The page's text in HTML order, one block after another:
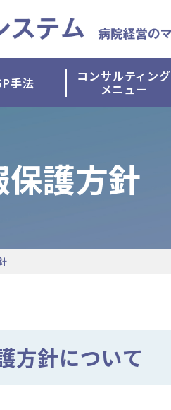
手法 コンサルティング
メニュー
護方針
方針について